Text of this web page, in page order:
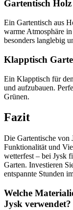
Gartentisch
Ein Gartentisch aus
warme Atmosphäre
besonders langlebig
Klapptisch
Ein Klapptisch für
und aufzubauen.
Grünen.
Fazit
Die Gartentische von
Funktionalität und
wetterfest – bei Jysk
Garten. Investieren
entspannte Stunden
Welche
Jysk verwendet?